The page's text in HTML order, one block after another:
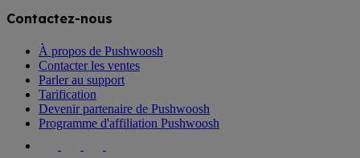
Contactez-nous
À propos de Pushwoosh
Contacter les ventes
Parler au support
Tarification
Devenir partenaire de Pushwoosh
Programme d'affiliation Pushwoosh